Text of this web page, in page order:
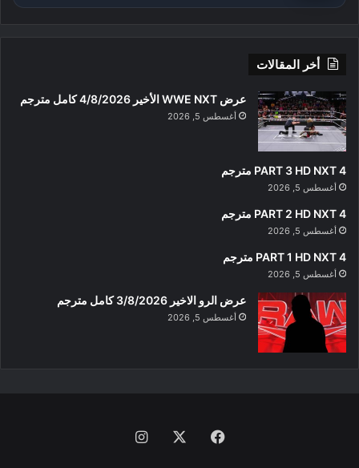
أخر المقالات
عرض WWE NXT الأخير 4/8/2026 كامل مترجم
أغسطس 5, 2026
PART 3 HD NXT 4 مترجم
أغسطس 5, 2026
PART 2 HD NXT 4 مترجم
أغسطس 5, 2026
PART 1 HD NXT 4 مترجم
أغسطس 5, 2026
عرض الرو الاخير 3/8/2026 كامل مترجم
أغسطس 5, 2026
فيسبوك